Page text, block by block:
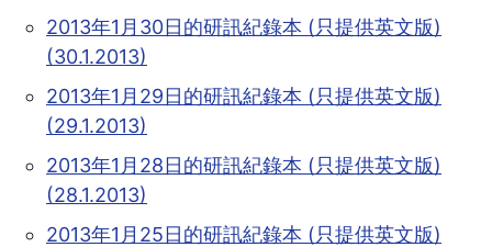
2013年1月30日的研訊紀錄本 (只提供英文版)
(30.1.2013)
2013年1月29日的研訊紀錄本 (只提供英文版)
(29.1.2013)
2013年1月28日的研訊紀錄本 (只提供英文版)
(28.1.2013)
2013年1月25日的研訊紀錄本 (只提供英文版)